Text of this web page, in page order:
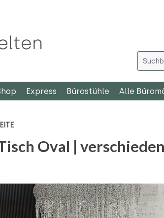
Express Bürostühle Alle
Oval |